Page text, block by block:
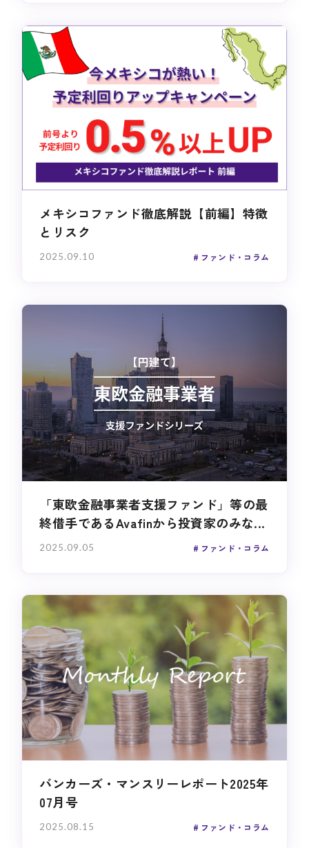
メキシコファンド徹底解説【前編】特徴
とリスク
2025.09.10 ファンド・コラム
「東欧金融事業者支援ファンド」等の最
終借手であるAvafinから投資家のみな...
2025.09.05 ファンド・コラム
バンカーズ・マンスリーレポート2025年
07月号
2025.08.15 ファンド・コラム